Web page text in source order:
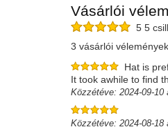
Vásárlói
5 5
3 vásárlói vélemények
Hat is
It took awhile to find
Közzétéve: 2024-09-10
Közzétéve: 2024-08-18